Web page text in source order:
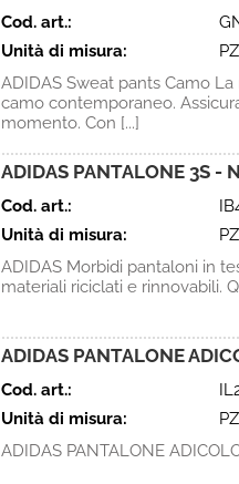
Cod. art.:
Unità di misura:
PZ
ADIDAS Sweat pants Camo
camo contemporaneo.
momento. Con [...]
ADIDAS PANTALONE 3S -
Cod. art.:
Unità di misura:
PZ
ADIDAS Morbidi pantaloni in
materiali riciclati e rinnovabili.
ADIDAS PANTALONE
Cod. art.:
Unità di misura:
PZ
ADIDAS PANTALONE